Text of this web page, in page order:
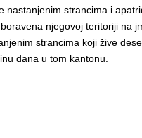
nastanjenim strancima i
njegovoj teritoriji na
strancima koji žive
dana u tom kantonu.